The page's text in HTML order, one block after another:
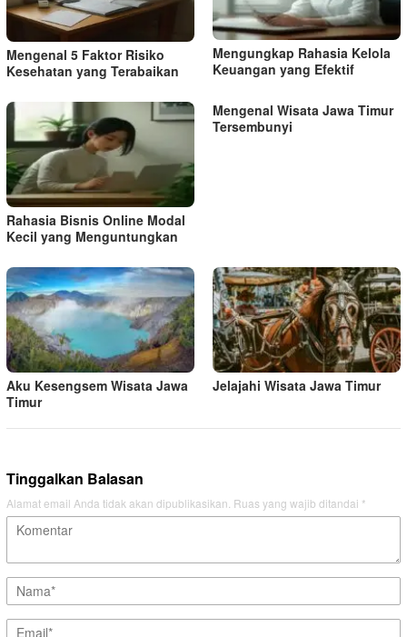
Mengenal 5 Faktor Risiko
Kesehatan yang Terabaikan
Mengungkap Rahasia Kelola
Keuangan yang Efektif
Rahasia Bisnis Online Modal
Kecil yang Menguntungkan
Mengenal Wisata Jawa Timur
Tersembunyi
Aku Kesengsem Wisata Jawa
Timur
Jelajahi Wisata Jawa Timur
Tinggalkan Balasan
Alamat email Anda tidak akan dipublikasikan. Ruas yang wajib ditandai *